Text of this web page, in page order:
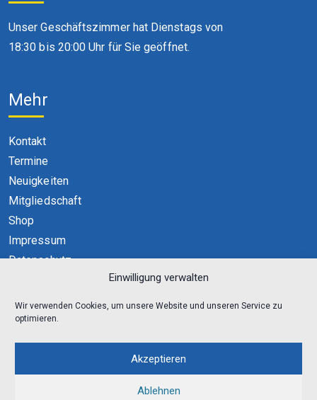
Einwilligung verwalten
Wir verwenden Cookies, um unsere Website und unseren Service zu
optimieren.
Akzeptieren
Ablehnen
Unser Geschäftszimmer hat Dienstags von
18:30 bis 20:00 Uhr für Sie geöffnet.
Mehr
Kontakt
Termine
Neuigkeiten
Mitgliedschaft
Shop
Impressum
Datenschutz
Cookie-Richtlinie (EU)